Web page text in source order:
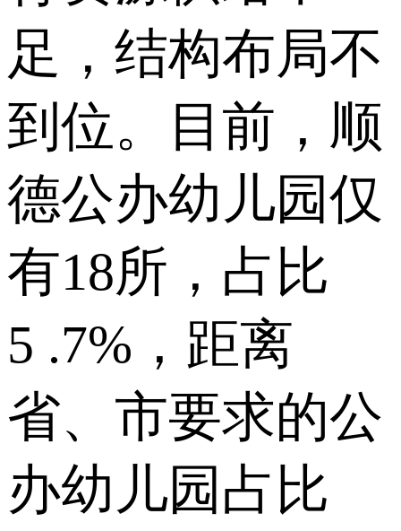
足，结构布局不
到位。目前，顺
德公办幼儿园仅
有18所，占比
5 .7%，距离
省、市要求的公
办幼儿园占比